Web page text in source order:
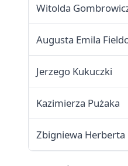
Witolda
Augusta Emila
Jerzego Kukuczki
Kazimierza Pużaka
Zbigniewa Herberta